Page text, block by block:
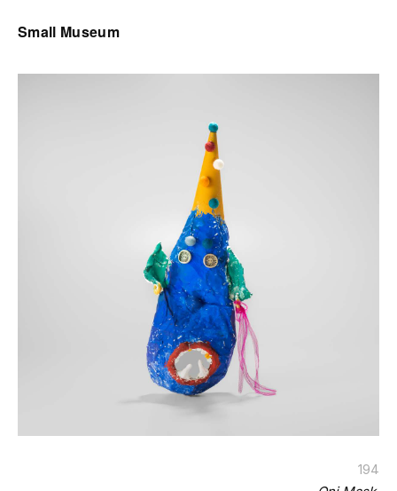
Small Museum
194